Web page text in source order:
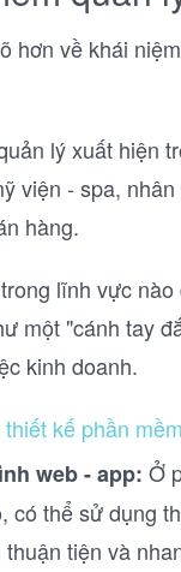
hơn về khái
lý xuất hiện
viện - spa,
hàng.
lĩnh vực
một "cánh tay
kinh doanh.
thiết kế phần mềm
web - app: Ở
có thể sử dụng
thuận tiện và